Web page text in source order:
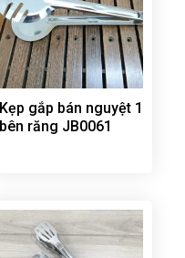
Kẹp gắp bán nguyệt 1
bên răng JB0061